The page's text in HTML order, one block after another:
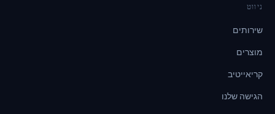
ניווט
שירותים
מוצרים
קריאייטיב
הגישה שלנו